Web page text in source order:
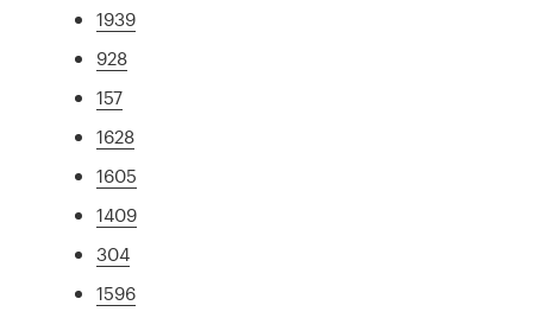
1939
928
157
1628
1605
1409
304
1596